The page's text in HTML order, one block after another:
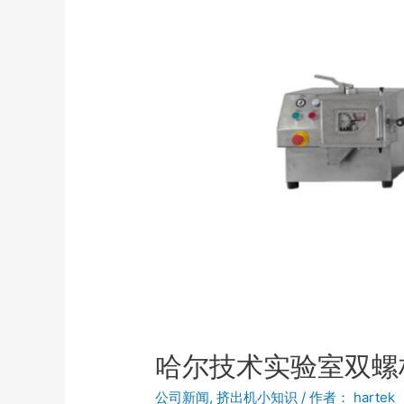
哈尔技术实验室双
公司新闻,挤出机小知识 / 作者： hartek